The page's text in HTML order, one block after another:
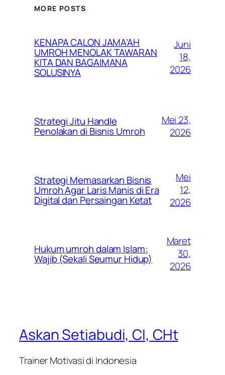
MORE POSTS
KENAPA CALON JAMA’AH
UMROH MENOLAK TAWARAN
KITA DAN BAGAIMANA
SOLUSINYA
Juni
18,
2026
Strategi Jitu Handle
Penolakan di Bisnis Umroh
Mei 23,
2026
Strategi Memasarkan Bisnis
Umroh Agar Laris Manis di Era
Digital dan Persaingan Ketat
Mei
12,
2026
Hukum umroh dalam Islam:
Wajib (Sekali Seumur Hidup)
Maret
30,
2026
Askan Setiabudi, CI, CHt
Trainer Motivasi di Indonesia